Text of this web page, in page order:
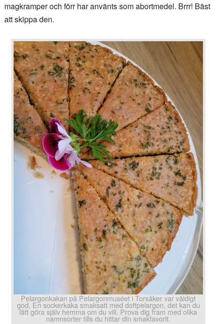
magkramper och förr har använts som abortmedel. Brrr! Bäst
att skippa den.
Pelargonkakan på Pelargonmuséet i Torsåker var väldigt
god. En sockerkaka smaksatt med doftpelargon, det kan du
lätt göra själv hemma om du vill. Prova dig fram med olika
namnsorter tills du hittar din smakfavorit.